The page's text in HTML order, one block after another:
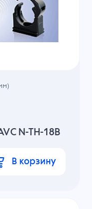
N-TH-18B
В корзину